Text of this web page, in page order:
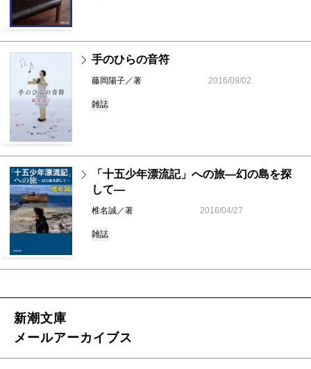
手のひらの音符
藤岡陽子／著 2016/09/02
雑誌
「十五少年漂流記」への旅―幻の島を探
して―
椎名誠／著 2016/04/27
雑誌
新潮文庫
メールアーカイブス